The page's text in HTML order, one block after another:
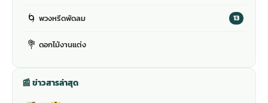
🌀 พวงหรีดพัดลม 13
💐 ดอกไม้งานแต่ง
📰 ข่าวสารล่าสุด